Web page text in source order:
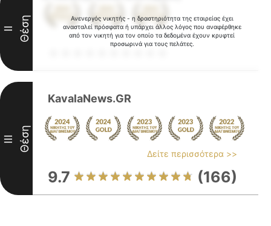
Ανενεργός νικητής - η δραστηριότητα της εταιρείας έχει
ανασταλεί πρόσφατα ή υπάρχει άλλος λόγος που αναφέρθηκε
από τον νικητή για τον οποίο τα δεδομένα έχουν κρυφτεί
προσωρινά για τους πελάτες.
II Θέση
III Θέση
KavalaNews.GR
Δείτε περισσότερα >>
9.7 (166)